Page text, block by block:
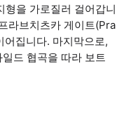
형을 가로질러 걸어갑니
라브치츠카 게이트(Pra
집니다. 마지막으로,
드 협곡을 따라 보트